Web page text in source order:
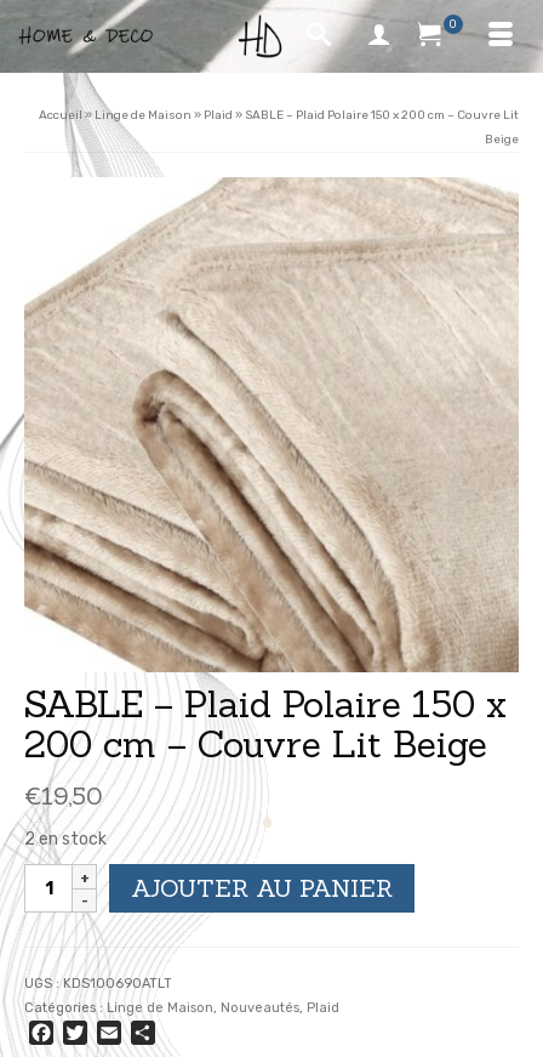
0
Accueil »Linge de Maison » Plaid » SABLE – Plaid Polaire 150 x 200 cm – Couvre Lit
Beige
SABLE – Plaid Polaire 150 x
200 cm – Couvre Lit Beige
€19,50
2 en stock
quantité
SABLE
-
Plaid
Polaire
150
x
AJOUTER AU PANIER
UGS :KDS100690ATLT
Catégories : Linge de Maison, Nouveautés, Plaid
Facebook
Twitter
EmailPartager